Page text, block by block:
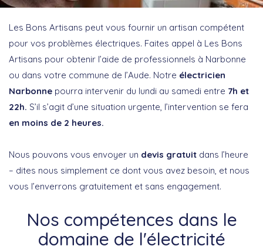
Les Bons Artisans peut vous fournir un artisan compétent
pour vos problèmes électriques. Faites appel à Les Bons
Artisans pour obtenir l’aide de professionnels à Narbonne
ou dans votre commune de l’Aude. Notre électricien
Narbonne pourra intervenir du lundi au samedi entre 7h et
22h. S’il s’agit d’une situation urgente, l’intervention se fera
en moins de 2 heures.
Nous pouvons vous envoyer un devis gratuit dans l’heure
– dites nous simplement ce dont vous avez besoin, et nous
vous l’enverrons gratuitement et sans engagement.
Nos compétences dans le
domaine de l'électricité